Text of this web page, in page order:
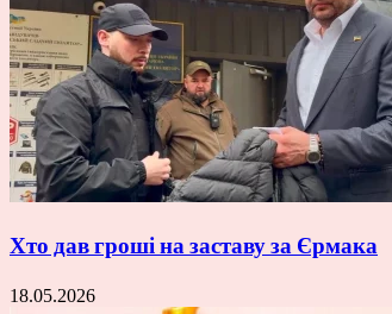
Хто дав гроші на заставу за Єрмака
18.05.2026